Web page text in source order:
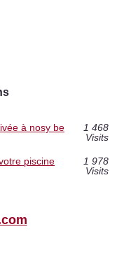
à nosy be
1 468
Visits
piscine
1 978
Visits